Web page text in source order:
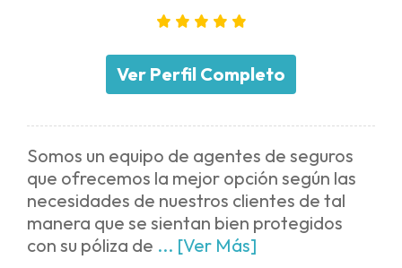
Ver Perfil Completo
Somos un equipo de agentes de seguros
que ofrecemos la mejor opción según las
necesidades de nuestros clientes de tal
manera que se sientan bien protegidos
con su póliza de ... [Ver Más]